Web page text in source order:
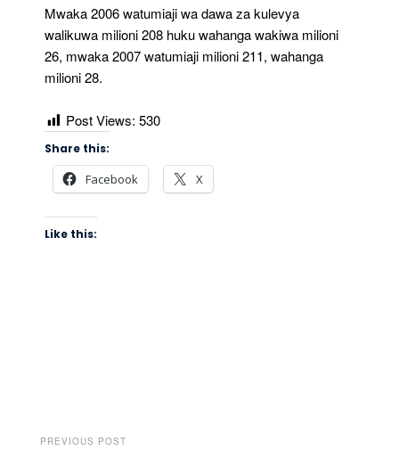
Mwaka 2006 watumiaji wa dawa za kulevya
walikuwa milioni 208 huku wahanga wakiwa milioni
26, mwaka 2007 watumiaji milioni 211, wahanga
milioni 28.
Post Views: 530
Share this:
Facebook X
Like this:
PREVIOUS POST